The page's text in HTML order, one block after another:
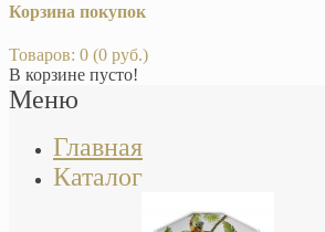
Корзина покупок
Товаров: 0 (0 руб.)
В корзине пусто!
Меню
Главная
Каталог